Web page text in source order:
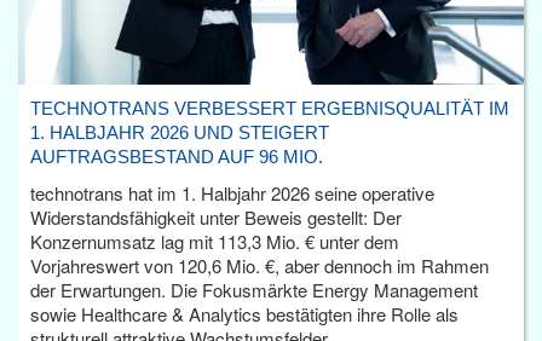
TECHNOTRANS VERBESSERT ERGEBNISQUALITÄT IM
1. HALBJAHR 2026 UND STEIGERT
AUFTRAGSBESTAND AUF 96 MIO.
technotrans hat im 1. Halbjahr 2026 seine operative
Widerstandsfähigkeit unter Beweis gestellt: Der
Konzernumsatz lag mit 113,3 Mio. € unter dem
Vorjahreswert von 120,6 Mio. €, aber dennoch im Rahmen
der Erwartungen. Die Fokusmärkte Energy Management
sowie Healthcare & Analytics bestätigten ihre Rolle als